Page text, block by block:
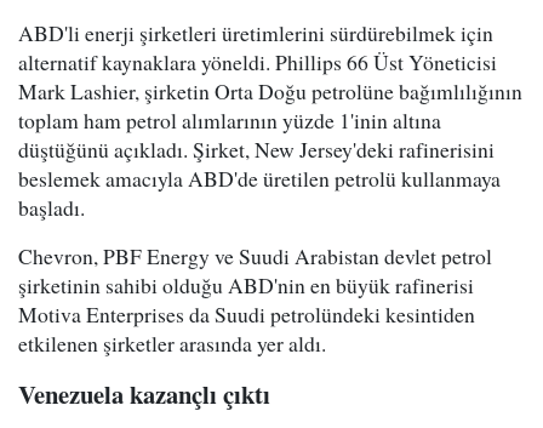
ABD'li enerji şirketleri üretimlerini sürdürebilmek için
alternatif kaynaklara yöneldi. Phillips 66 Üst Yöneticisi
Mark Lashier, şirketin Orta Doğu petrolüne bağımlılığının
toplam ham petrol alımlarının yüzde 1'inin altına
düştüğünü açıkladı. Şirket, New Jersey'deki rafinerisini
beslemek amacıyla ABD'de üretilen petrolü kullanmaya
başladı.
Chevron, PBF Energy ve Suudi Arabistan devlet petrol
şirketinin sahibi olduğu ABD'nin en büyük rafinerisi
Motiva Enterprises da Suudi petrolündeki kesintiden
etkilenen şirketler arasında yer aldı.
Venezuela kazançlı çıktı